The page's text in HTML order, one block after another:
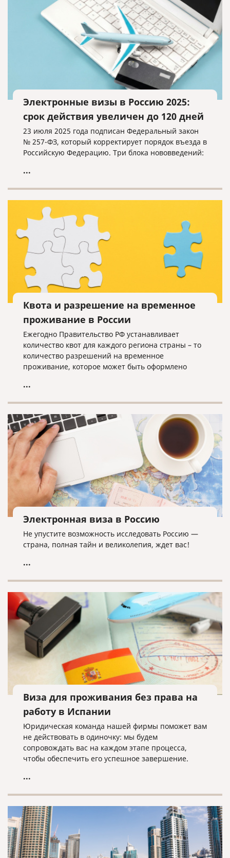
Электронные визы в Россию 2025:
срок действия увеличен до 120 дней
23 июля 2025 года подписан Федеральный закон
№ 257-ФЗ, который корректирует порядок въезда в
Российскую Федерацию. Три блока нововведений:
...
Квота и разрешение на временное
проживание в России
Ежегодно Правительство РФ устанавливает
количество квот для каждого региона страны – то
количество разрешений на временное
проживание, которое может быть оформлено
получения такого разрешения.
...
Электронная виза в Россию
Не упустите возможность исследовать Россию —
страна, полная тайн и великолепия, ждет вас!
...
Виза для проживания без права на
работу в Испании
Юридическая команда нашей фирмы поможет вам
не действовать в одиночку: мы будем
сопровождать вас на каждом этапе процесса,
чтобы обеспечить его успешное завершение.
...